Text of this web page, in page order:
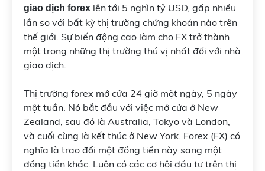
giao dịch forex lên tới 5 nghìn tỷ USD, gấp nhiều
lần so với bất kỳ thị trường chứng khoán nào trên
thế giới. Sự biến động cao làm cho FX trở thành
một trong những thị trường thú vị nhất đối với nhà
giao dịch.
Thị trường forex mở cửa 24 giờ một ngày, 5 ngày
một tuần. Nó bắt đầu với việc mở cửa ở New
Zealand, sau đó là Australia, Tokyo và London,
và cuối cùng là kết thúc ở New York. Forex (FX) có
nghĩa là trao đổi một đồng tiền này sang một
đồng tiền khác. Luôn có các cơ hội đầu tư trên thị